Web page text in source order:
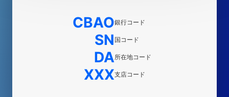
CBAO銀行コード
SN 国コード
DA所在地コード
XXX支店コード